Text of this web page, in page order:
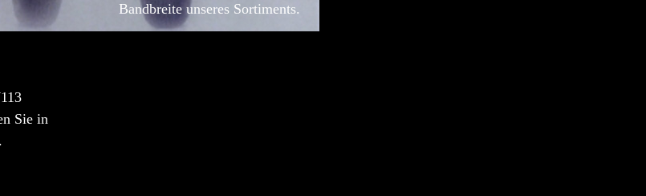
Sie in
Bandbreite unseres Sortiments.